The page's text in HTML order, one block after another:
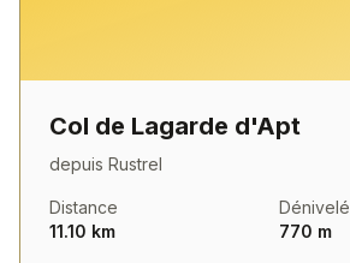
Col de Lagarde d'Apt
depuis Rustrel
Distance
11.10 km
Dénivelé
770 m